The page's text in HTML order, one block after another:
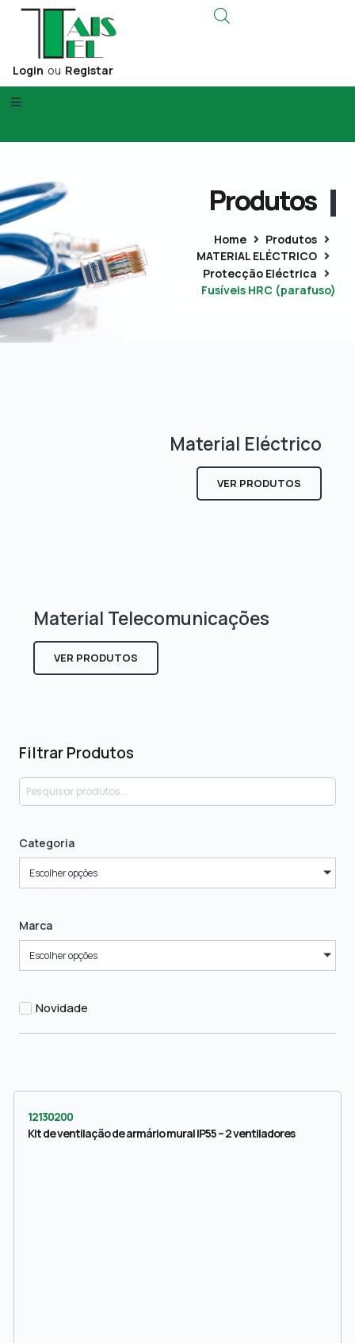
Login ou Registar
Produtos
Home
Produtos
MATERIAL ELÉCTRICO
Protecção Eléctrica
Fusíveis HRC (parafuso)
Filtrar Produtos
Categoria
Escolher opções
Marca
Escolher opções
Novidade
Material Eléctrico
VER PRODUTOS
Material Telecomunicações
VER PRODUTOS
12130200
Kit de ventilação de armário mural IP55 – 2 ventiladores